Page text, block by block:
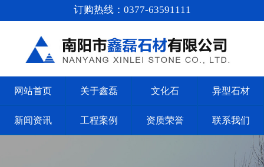
订购热线：0377-63591111
网站首页 关于鑫磊 文化石 异型石材
新闻资讯 工程案例 资质荣誉 联系我们